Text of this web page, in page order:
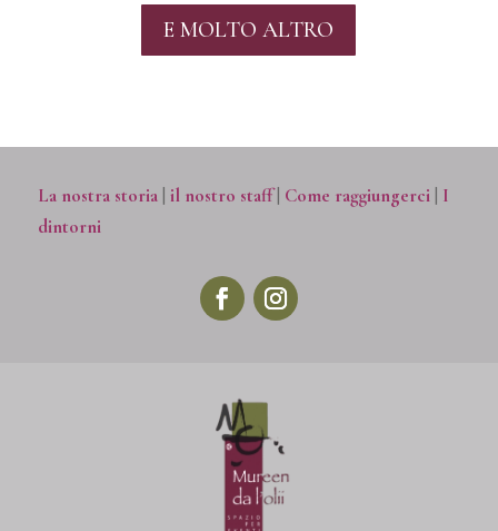
E MOLTO ALTRO
La nostra storia| il nostro staff| Come raggiungerci| I
dintorni